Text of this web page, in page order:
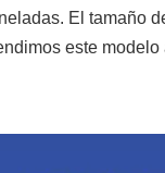
El tamaño
este